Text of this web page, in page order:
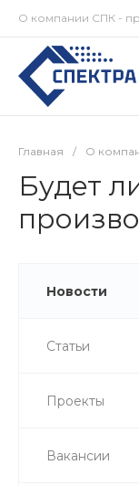
О компании СПК -
Главная / О
Будет
Новости
Статьи
Проекты
Вакансии